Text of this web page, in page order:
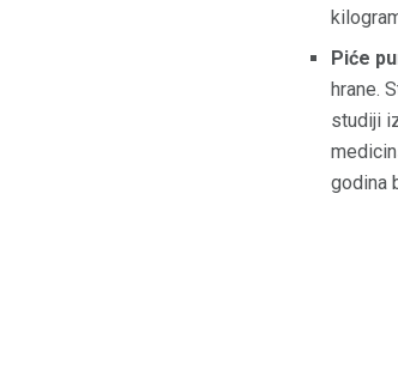
Piće
hrane.
studiji
godina